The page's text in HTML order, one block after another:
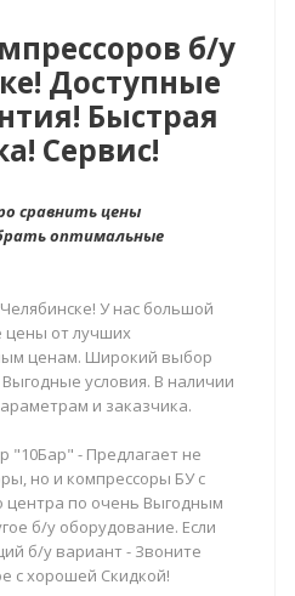
б/у
Доступные
Быстрая
Сервис!
сравнить цены
оптимальные
У нас большой
цены от лучших
ценам. Широкий выбор
условия. В наличии
и заказчика.
"10Бар" - Предлагает не
но и компрессоры БУ с
центра по очень Выгодным
б/у оборудование. Если
б/у вариант - Звоните
с хорошей Скидкой!